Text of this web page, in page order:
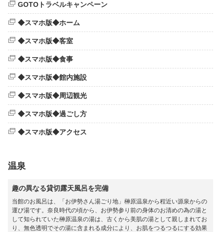
GOTOトラベルキャンペーン
◆スマホ版◆ホーム
◆スマホ版◆客室
◆スマホ版◆食事
◆スマホ版◆館内施設
◆スマホ版◆周辺観光
◆スマホ版◆過ごし方
◆スマホ版◆アクセス
温泉
趣の異なる貸切露天風呂を完備
当館のお風呂は、「お伊勢さん湯ごり地」榊原温泉から程近い源泉からの
運び湯です。奈良時代の頃から、お伊勢参り前の身体のお清めの為の湯と
して知られていた榊原温泉の湯は、古くから美肌の湯として親しまれてお
り、無色透明でその湯に含まれる成分により、お肌をつるつるにする効果